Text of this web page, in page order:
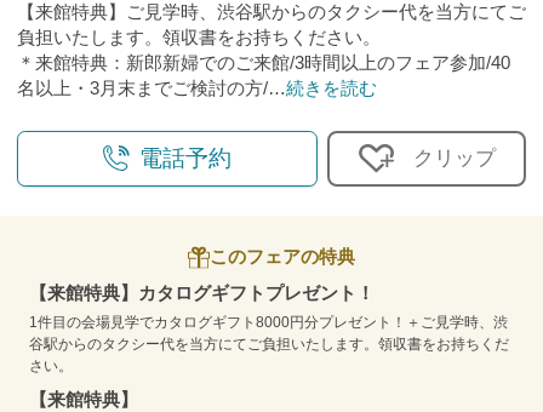
【来館特典】ご見学時、渋谷駅からのタクシー代を当方にてご
負担いたします。領収書をお持ちください。
＊来館特典：新郎新婦でのご来館/3時間以上のフェア参加/40
名以上・3月末までご検討の方/…続きを読む
電話予約 クリップ
このフェアの特典
【来館特典】カタログギフトプレゼント！
1件目の会場見学でカタログギフト8000円分プレゼント！＋ご見学時、渋
谷駅からのタクシー代を当方にてご負担いたします。領収書をお持ちくだ
さい。
【来館特典】